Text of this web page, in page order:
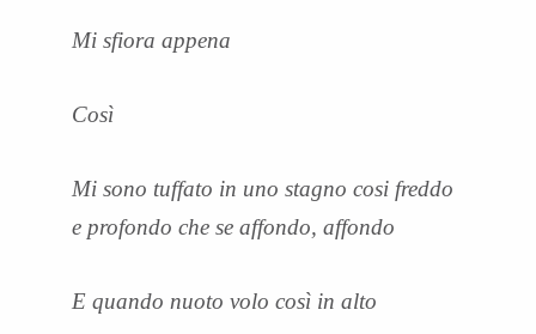
Mi sfiora appena
Così
Mi sono tuffato in uno stagno cosi freddo
e profondo che se affondo, affondo
E quando nuoto volo così in alto